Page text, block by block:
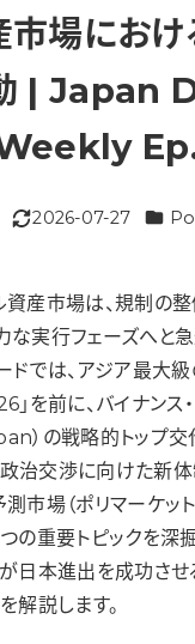
市場におけ
| Japan
更新日
2026-07-27 カテゴ
資産市場は、規制の整
な実行フェーズへと
ドでは、アジア最大
を前に、バイナンス
）の戦略的トップ交
政治交渉に向けた新体
市場（ポリマーケッ
の重要トピックを深
が日本進出を成功さ
解説します。